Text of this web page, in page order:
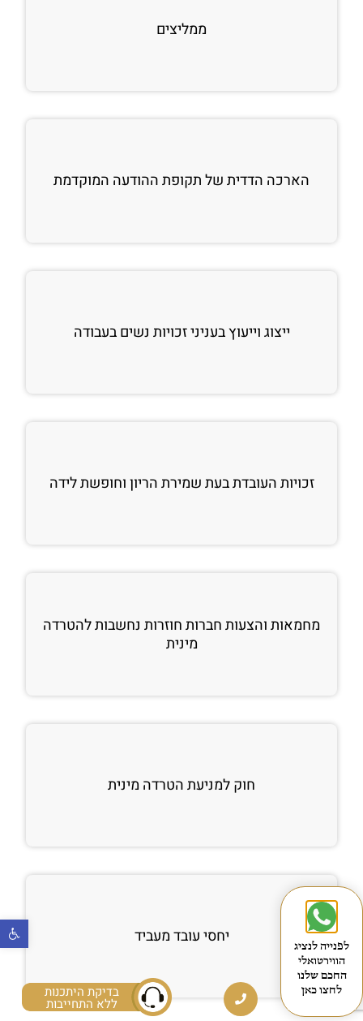
בדיקת היתכנות
ללא התחייבות
ממליצים
הארכה הדדית של תקופת ההודעה המוקדמת
ייצוג וייעוץ בעניני זכויות נשים בעבודה
זכויות העובדת בעת שמירת הריון וחופשת לידה
מחמאות והצעות חברות חוזרות נחשבות להטרדה
מינית
חוק למניעת הטרדה מינית
יחסי עובד מעביד
לפנייה לנציג
הווירטואלי
החכם שלנו
לחצו כאן